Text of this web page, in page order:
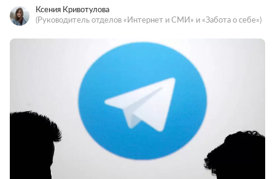
Ксения Кривотулова
(Руководитель отделов «Интернет и СМИ» и «Забота о себе»)